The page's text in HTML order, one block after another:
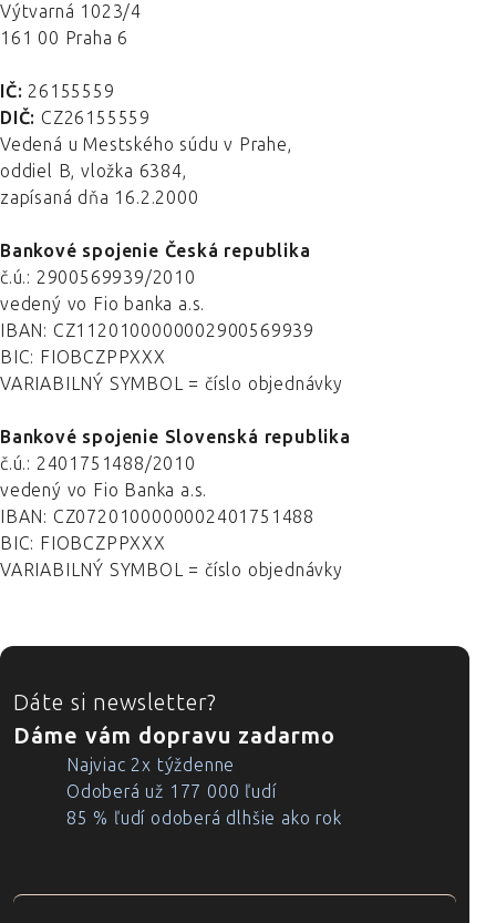
Výtvarná 1023/4
161 00 Praha 6
IČ: 26155559
DIČ: CZ26155559
Vedená u Mestského súdu v Prahe,
oddiel B, vložka 6384,
zapísaná dňa 16.2.2000
Bankové spojenie Česká republika
č.ú.: 2900569939/2010
vedený vo Fio banka a.s.
IBAN: CZ1120100000002900569939
BIC: FIOBCZPPXXX
VARIABILNÝ SYMBOL = číslo objednávky
Bankové spojenie Slovenská republika
č.ú.: 2401751488/2010
vedený vo Fio Banka a.s.
IBAN: CZ0720100000002401751488
BIC: FIOBCZPPXXX
VARIABILNÝ SYMBOL = číslo objednávky
ZÁPÄTIE
Dáte si newsletter?
Dáme vám dopravu zadarmo
Najviac 2x týždenne
Odoberá už 177 000 ľudí
85 % ľudí odoberá dlhšie ako rok